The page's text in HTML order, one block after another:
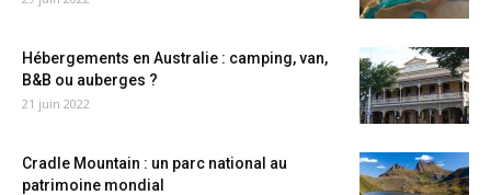
Hébergements en Australie : camping, van,
B&B ou auberges ?
21 juin 2022
Cradle Mountain : un parc national au
patrimoine mondial